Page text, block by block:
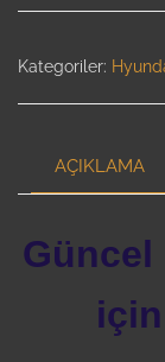
Kategoriler:
AÇIKLAMA
Güncel